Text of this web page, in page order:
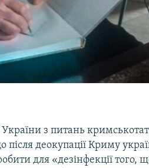
з питань
після деокупації Криму
для «дезінфекції того,